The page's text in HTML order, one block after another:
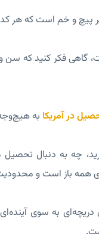
پیچ و خم است که هر
فکر کنید که سن و
در آمریکا به
چه به دنبال تحصیل
باز است و
به سوی